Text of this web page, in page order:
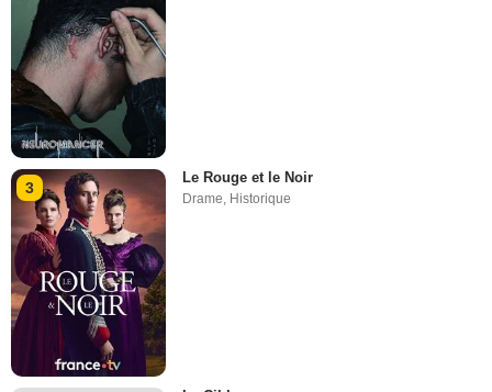
3
Le Rouge et le Noir
Drame, Historique